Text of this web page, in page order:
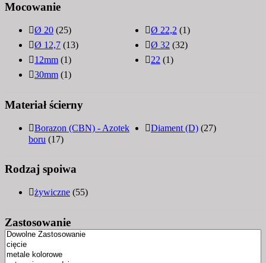
Mocowanie
Ø 20 (25) Ø 22,2 (1)
Ø 12,7 (13) Ø 32 (32)
12mm (1) 22 (1)
30mm (1)
Materiał ścierny
Borazon (CBN) - Azotek
boru (17)
Diament (D) (27)
Rodzaj spoiwa
żywiczne (55)
Zastosowanie